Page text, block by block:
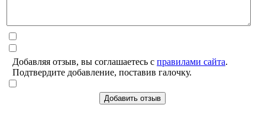
Добавляя отзыв, вы соглашаетесь с правилами сайта.
Подтвердите добавление, поставив галочку.
Добавить отзыв